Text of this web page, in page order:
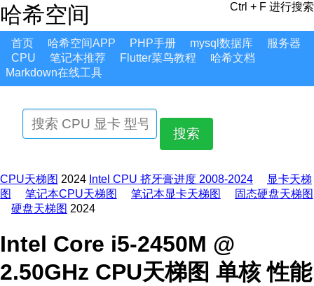
哈希空间 Ctrl + F 进行搜索
首页 哈希空间APP PHP手册 mysql数据库
服务器
CPU
笔记本推荐 Flutter菜鸟教程
哈希文档
Markdown在线工具
搜索
CPU天梯图 2024 Intel CPU 挤牙膏进度 2008-2024
显卡天梯
图
笔记本CPU天梯图 笔记本显卡天梯图
固态硬盘天梯图
硬盘天梯图 2024
Intel Core i5-2450M @
2.50GHz CPU天梯图 单核 性能